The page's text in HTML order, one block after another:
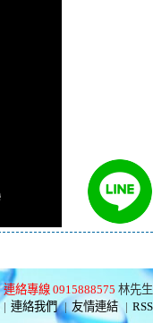
連絡專線 0915888575 林先生
| 連絡我們 | 友情連結 | RSS